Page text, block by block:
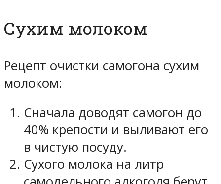
Сухим молоком
Рецепт очистки самогона сухим
молоком:
Сначала доводят самогон до
40% крепости и выливают его
в чистую посуду.
Сухого молока на литр